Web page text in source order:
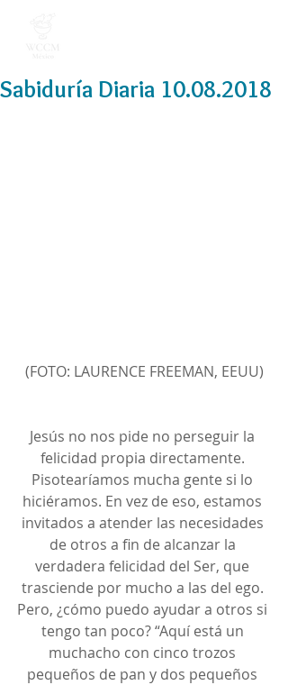
Sabiduría Diaria 10.08.2018
(FOTO: LAURENCE FREEMAN, EEUU)
Jesús no nos pide no perseguir la
felicidad propia directamente.
Pisotearíamos mucha gente si lo
hiciéramos. En vez de eso, estamos
invitados a atender las necesidades
de otros a fin de alcanzar la
verdadera felicidad del Ser, que
trasciende por mucho a las del ego.
Pero, ¿cómo puedo ayudar a otros si
tengo tan poco? “Aquí está un
muchacho con cinco trozos
pequeños de pan y dos pequeños